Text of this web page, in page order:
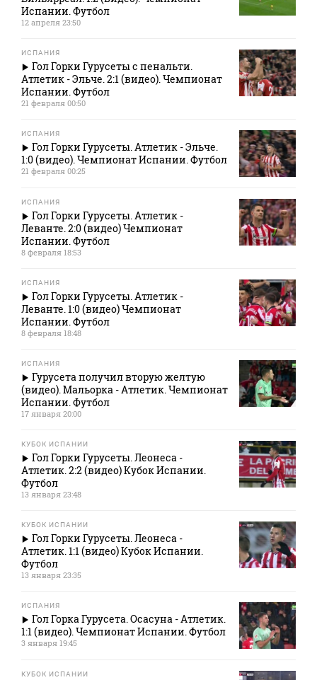
Испании. Футбол
12 апреля 23:50
ИСПАНИЯ
Гол Горки Гурусеты с пенальти.
Атлетик - Эльче. 2:1 (видео). Чемпионат
Испании. Футбол
21 февраля 00:50
ИСПАНИЯ
Гол Горки Гурусеты. Атлетик - Эльче.
1:0 (видео). Чемпионат Испании. Футбол
21 февраля 00:25
ИСПАНИЯ
Гол Горки Гурусеты. Атлетик -
Леванте. 2:0 (видео) Чемпионат
Испании. Футбол
8 февраля 18:53
ИСПАНИЯ
Гол Горки Гурусеты. Атлетик -
Леванте. 1:0 (видео) Чемпионат
Испании. Футбол
8 февраля 18:48
ИСПАНИЯ
Гурусета получил вторую желтую
(видео). Мальорка - Атлетик. Чемпионат
Испании. Футбол
17 января 20:00
КУБОК ИСПАНИИ
Гол Горки Гурусеты. Леонеса -
Атлетик. 2:2 (видео) Кубок Испании.
Футбол
13 января 23:48
КУБОК ИСПАНИИ
Гол Горки Гурусеты. Леонеса -
Атлетик. 1:1 (видео) Кубок Испании.
Футбол
13 января 23:35
ИСПАНИЯ
Гол Горка Гурусета. Осасуна - Атлетик.
1:1 (видео). Чемпионат Испании. Футбол
3 января 19:45
КУБОК ИСПАНИИ